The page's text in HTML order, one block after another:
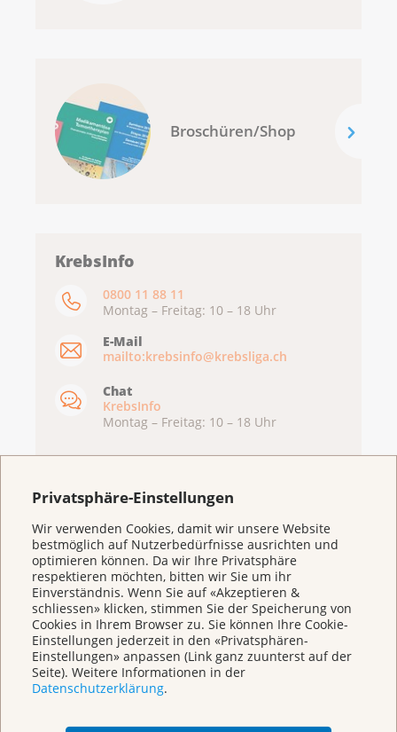
Privatsphäre-Einstellungen
Wir verwenden Cookies, damit wir unsere Website
bestmöglich auf Nutzerbedürfnisse ausrichten und
optimieren können. Da wir Ihre Privatsphäre
respektieren möchten, bitten wir Sie um ihr
Einverständnis. Wenn Sie auf «Akzeptieren &
schliessen» klicken, stimmen Sie der Speicherung von
Cookies in Ihrem Browser zu. Sie können Ihre Cookie-
Einstellungen jederzeit in den «Privatsphären-
Einstellungen» anpassen (Link ganz zuunterst auf der
Seite). Weitere Informationen in der
Datenschutzerklärung.
Broschüren/Shop
KrebsInfo
0800 11 88 11
Montag – Freitag: 10 – 18 Uhr
E-Mail
mailto:krebsinfo@krebsliga.ch
Chat
KrebsInfo
Montag – Freitag: 10 – 18 Uhr
Weitere Themen